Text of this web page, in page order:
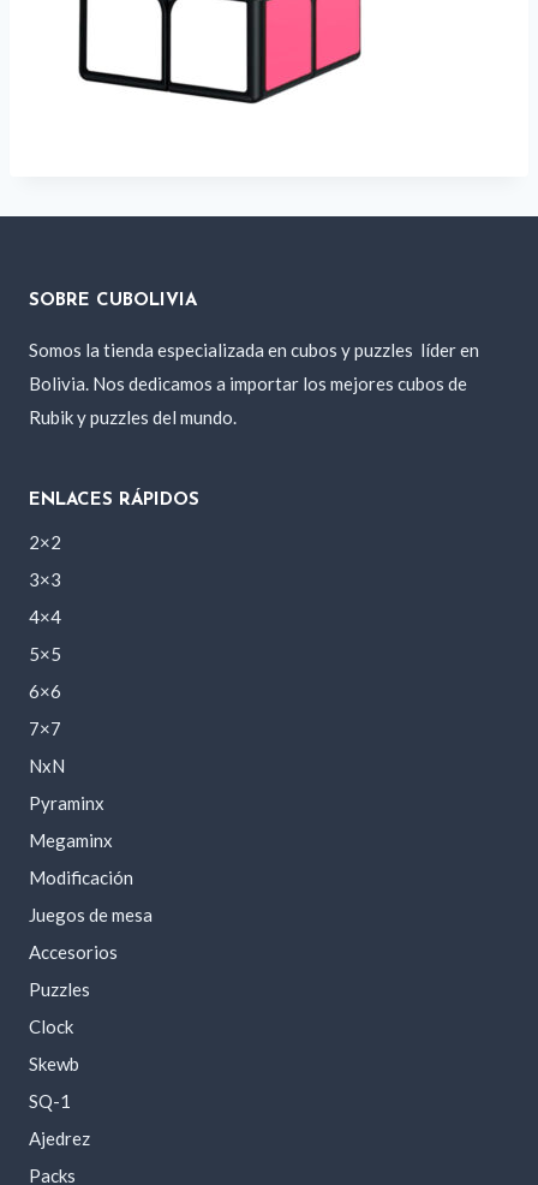
SOBRE CUBOLIVIA
Somos la tienda especializada en cubos y puzzles líder en
Bolivia. Nos dedicamos a importar los mejores cubos de
Rubik y puzzles del mundo.
ENLACES RÁPIDOS
2×2
3×3
4×4
5×5
6×6
7×7
NxN
Pyraminx
Megaminx
Modificación
Juegos de mesa
Accesorios
Puzzles
Clock
Skewb
SQ-1
Ajedrez
Packs